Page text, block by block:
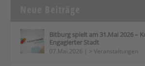
Bitburg spielt am 31.Mai 2026 –
Engagierter Stadt
07.Mai.2026 | > Veranstaltungen